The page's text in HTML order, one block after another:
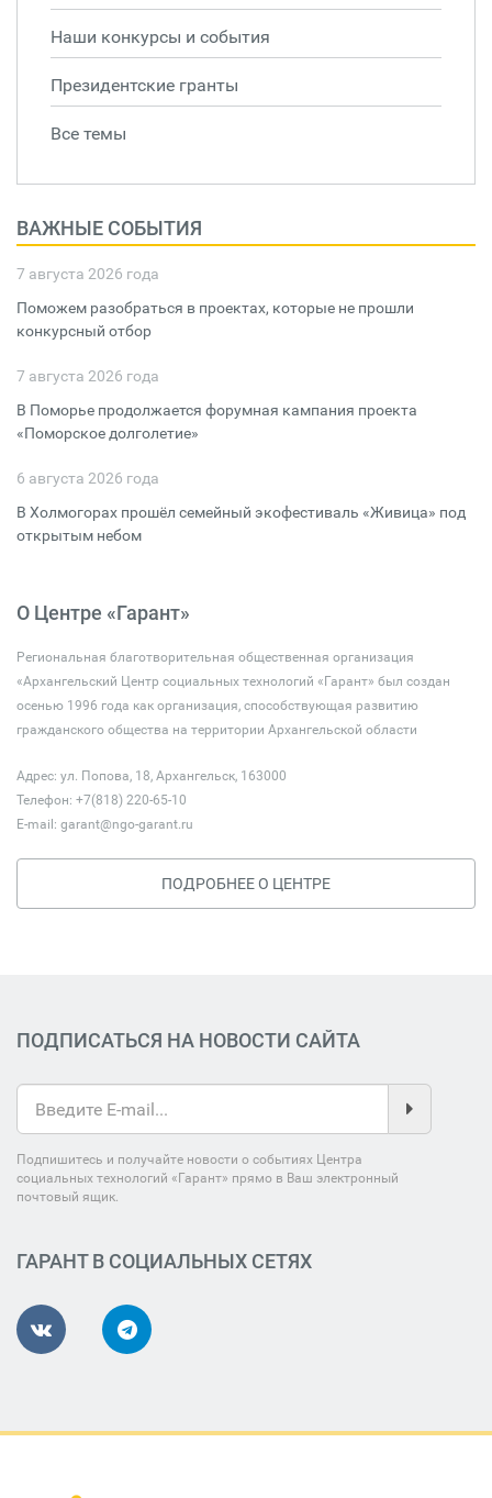
Наши конкурсы и события
Президентские гранты
Все темы
ВАЖНЫЕ СОБЫТИЯ
7 августа 2026 года
Поможем разобраться в проектах, которые не прошли
конкурсный отбор
7 августа 2026 года
В Поморье продолжается форумная кампания проекта
«Поморское долголетие»
6 августа 2026 года
В Холмогорах прошёл семейный экофестиваль «Живица» под
открытым небом
О Центре «Гарант»
Региональная благотворительная общественная организация
«Архангельский Центр социальных технологий «Гарант» был создан
осенью 1996 года как организация, способствующая развитию
гражданского общества на территории Архангельской области
Адрес: ул. Попова, 18, Архангельск, 163000
Телефон: +7(818) 220-65-10
E-mail: garant@ngo-garant.ru
ПОДРОБНЕЕ О ЦЕНТРЕ
ПОДПИСАТЬСЯ НА НОВОСТИ САЙТА
Подпишитесь и получайте новости о событиях Центра
социальных технологий «Гарант» прямо в Ваш электронный
почтовый ящик.
ГАРАНТ В СОЦИАЛЬНЫХ СЕТЯХ